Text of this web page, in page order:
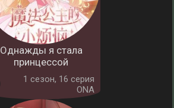
Однажды я стала
принцессой
1 cезон, 16 серия
ONA